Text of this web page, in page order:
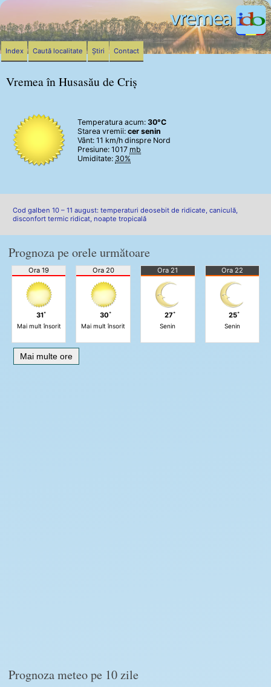
Vremea în Husasău de Criș
Temperatura acum: 30°C
Starea vremii: cer senin
Vânt: 11 km/h dinspre Nord
Presiune: 1017 mb
Umiditate: 30%
Cod galben 10 – 11 august: temperaturi deosebit de ridicate, caniculă,
disconfort termic ridicat, noapte tropicală
Prognoza pe orele următoare
Ora 19
31˚
Mai mult însorit
Ora 20
30˚
Mai mult însorit
Ora 21
27˚
Senin
Ora 22
25˚
Senin
Mai multe ore
Prognoza meteo pe 10 zile
Index Caută localitate Știri Contact